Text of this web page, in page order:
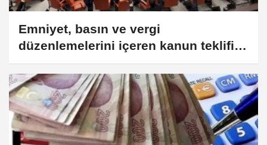
Emniyet, basın ve vergi
düzenlemelerini içeren kanun teklifi
yasalaştı